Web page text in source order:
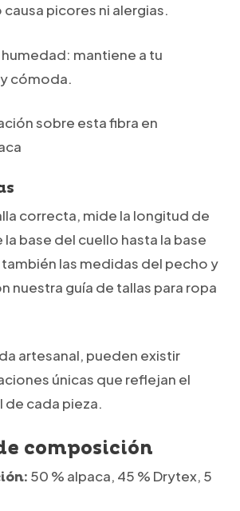
causa picores ni alergias.
humedad: mantiene a tu
cómoda.
sobre esta fibra en
correcta, mide la longitud de
base del cuello hasta la base
también las medidas del pecho y
nuestra guía de tallas para ropa
artesanal, pueden existir
únicas que reflejan el
de cada pieza.
composición
50 % alpaca, 45 % Drytex, 5